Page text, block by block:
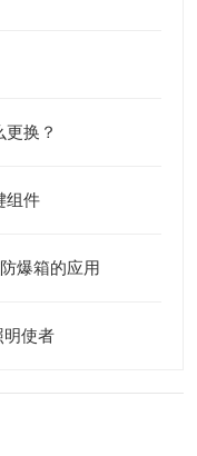
换？
组件
爆箱的应用
明使者